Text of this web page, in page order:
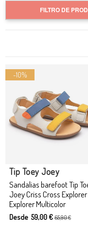
FILTRO DE
-10%
Sandalias barefoot Tip
Joey Criss Cross Explorer
Explorer Multicolor
Tip Toey Joey
Desde 59,00 €65,90 €